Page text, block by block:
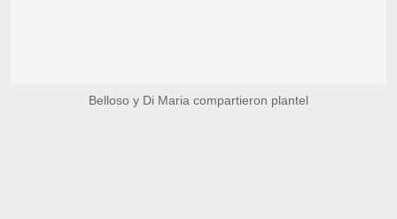
Belloso y Di Maria compartieron plantel